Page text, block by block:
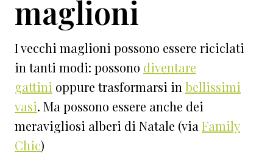
maglioni
I vecchi maglioni possono essere riciclati
in tanti modi: possono diventare
gattini oppure trasformarsi in bellissimi
vasi. Ma possono essere anche dei
meravigliosi alberi di Natale (via Family
Chic)